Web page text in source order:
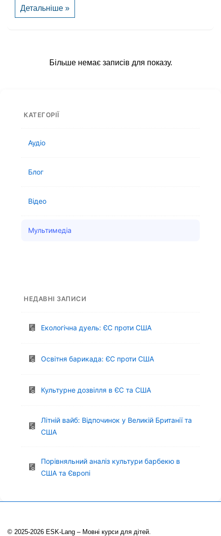
Лекція
про
історію
Детальніше »
Більше немає записів для показу.
КАТЕГОРІЇ
Аудіо
Блог
Відео
Мультимедіа
НЕДАВНІ ЗАПИСИ
Екологічна дуель: ЄС проти США
Освітня барикада: ЄС проти США
Культурне дозвілля в ЄС та США
Літній вайб: Відпочинок у Великій Британії та
США
Порівняльний аналіз культури барбекю в
США та Європі
© 2025-2026 ESK-Lang – Мовні курси для дітей.